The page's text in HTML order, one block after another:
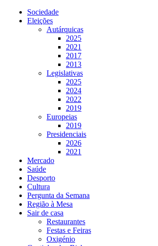
Sociedade
Eleições
Autárquicas
2025
2021
2017
2013
Legislativas
2025
2024
2022
2019
Europeias
2019
Presidenciais
2026
2021
Mercado
Saúde
Desporto
Cultura
Pergunta da Semana
Região à Mesa
Sair de casa
Restaurantes
Festas e Feiras
Oxigénio